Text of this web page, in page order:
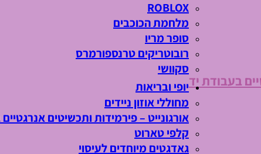
בעבודת יד
ROBLOX
מלחמת הכוכבים
סופר מריו
רובוטריקים טרנספורמרס
סקוושי
יופי ובריאות
מחוללי אוזון ניידים
אורגונייט – פירמידות ותכשיטים
קלפי טארוט
גאדגטים מיוחדים לעיסוי